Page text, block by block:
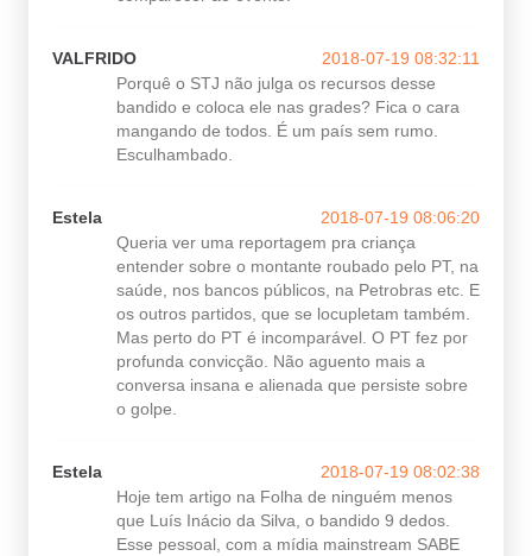
VALFRIDO
2018-07-19 08:32:11
Porquê o STJ não julga os recursos desse
bandido e coloca ele nas grades? Fica o cara
mangando de todos. É um país sem rumo.
Esculhambado.
Estela
2018-07-19 08:06:20
Queria ver uma reportagem pra criança
entender sobre o montante roubado pelo PT, na
saúde, nos bancos públicos, na Petrobras etc. E
os outros partidos, que se locupletam também.
Mas perto do PT é incomparável. O PT fez por
profunda convicção. Não aguento mais a
conversa insana e alienada que persiste sobre
o golpe.
Estela
2018-07-19 08:02:38
Hoje tem artigo na Folha de ninguém menos
que Luís Inácio da Silva, o bandido 9 dedos.
Esse pessoal, com a mídia mainstream SABE